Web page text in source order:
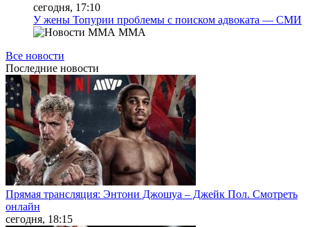
сегодня, 17:10
У жены Топурии проблемы с поиском адвоката — СМИ
MMA
Все новости
Последние новости
Прямая трансляция: Энтони Джошуа – Джейк Пол. Смотреть
онлайн
сегодня, 18:15